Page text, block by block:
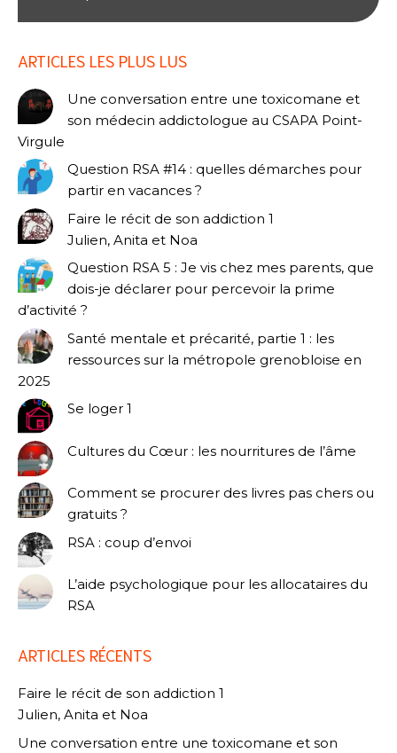
ARTICLES LES PLUS LUS
Une conversation entre une toxicomane et
son médecin addictologue au CSAPA Point-
Virgule
Question RSA #14 : quelles démarches pour
partir en vacances ?
Faire le récit de son addiction 1
Julien, Anita et Noa
Question RSA 5 : Je vis chez mes parents, que
dois-je déclarer pour percevoir la prime
d’activité ?
Santé mentale et précarité, partie 1 : les
ressources sur la métropole grenobloise en
2025
Se loger 1
Cultures du Cœur : les nourritures de l’âme
Comment se procurer des livres pas chers ou
gratuits ?
RSA : coup d’envoi
L’aide psychologique pour les allocataires du
RSA
ARTICLES RÉCENTS
Faire le récit de son addiction 1
Julien, Anita et Noa
Une conversation entre une toxicomane et son